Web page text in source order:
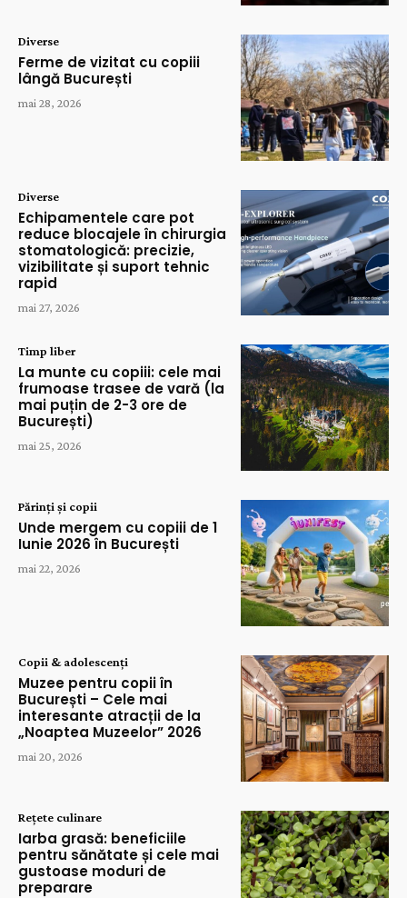
Diverse
Ferme de vizitat cu copiii
lângă București
mai 28, 2026
Diverse
Echipamentele care pot
reduce blocajele în chirurgia
stomatologică: precizie,
vizibilitate și suport tehnic
rapid
mai 27, 2026
Timp liber
La munte cu copiii: cele mai
frumoase trasee de vară (la
mai puțin de 2-3 ore de
București)
mai 25, 2026
Părinți și copii
Unde mergem cu copiii de 1
Iunie 2026 în București
mai 22, 2026
Copii & adolescenți
Muzee pentru copii în
București – Cele mai
interesante atracții de la
„Noaptea Muzeelor” 2026
mai 20, 2026
Rețete culinare
Iarba grasă: beneficiile
pentru sănătate și cele mai
gustoase moduri de
preparare